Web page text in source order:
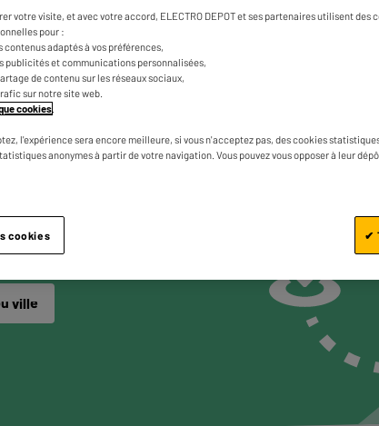
LINGE
les produits
ville
votre visite, et avec votre accord, ELECTRO DEPOT et ses partenaires utilisent des
pour :
contenus adaptés à vos préférences,
publicités et communications personnalisées,
de contenu sur les réseaux sociaux,
sur notre site web.
cookies
l'expérience sera encore meilleure, si vous n'acceptez pas, des cookies
anonymes à partir de votre navigation. Vous pouvez vous opposer à leur
cookies ✔